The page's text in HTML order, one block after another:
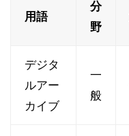
用語
分
野
デジタ
ルアー
カイブ
一
般